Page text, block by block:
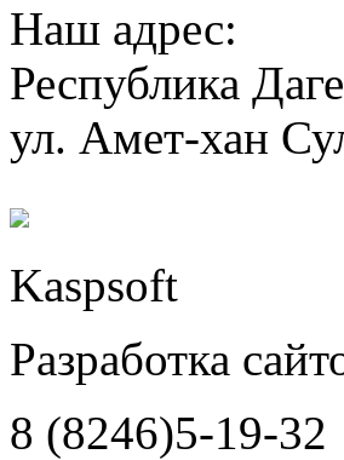
Наш адрес:
Республика
ул. Амет-хан
Kaspsoft
Разработка
8 (8246)5-19-32